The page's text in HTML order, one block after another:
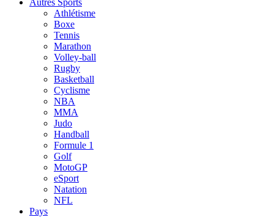
Autres Sports
Athlétisme
Boxe
Tennis
Marathon
Volley-ball
Rugby
Basketball
Cyclisme
NBA
MMA
Judo
Handball
Formule 1
Golf
MotoGP
eSport
Natation
NFL
Pays